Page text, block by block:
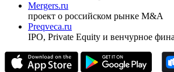
Investfunds
универсальный ресурс по
частного инвестора России
проект о российском рынке M&A
Preqveca.ru